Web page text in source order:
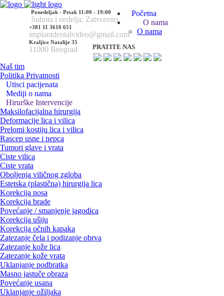
Ponedeljak - Petak 11:00 - 19:00
Subota i nedelja: Zatvoreno
+381 11 3610 651
implantdentalvideo@gmail.com
Kraljice Natalije 35
11000 Beograd PRATITE NAS
Početna
O nama
O nama
Naš tim
Politika Privatnosti
Utisci pacijenata
Mediji o nama
Hirurške Intervencije
Maksilofacijalna hirurgija
Deformacije lica i vilica
Prelomi kostiju lica i vilica
Rascep usne i nepca
Tumori glave i vrata
Ciste vilica
Ciste vrata
Oboljenja viličnog zgloba
Estetska (plastična) hirurgija lica
Korekcija nosa
Korekcija brade
Povećanje / smanjenje jagodica
Korekcija ušiju
Korekcija očnih kapaka
Zatezanje čela i podizanje obrva
Zatezanje kože lica
Zatezanje kože vrata
Uklanjanje podbratka
Masno jastuče obraza
Povećanje usana
Uklanjanje ožiljaka